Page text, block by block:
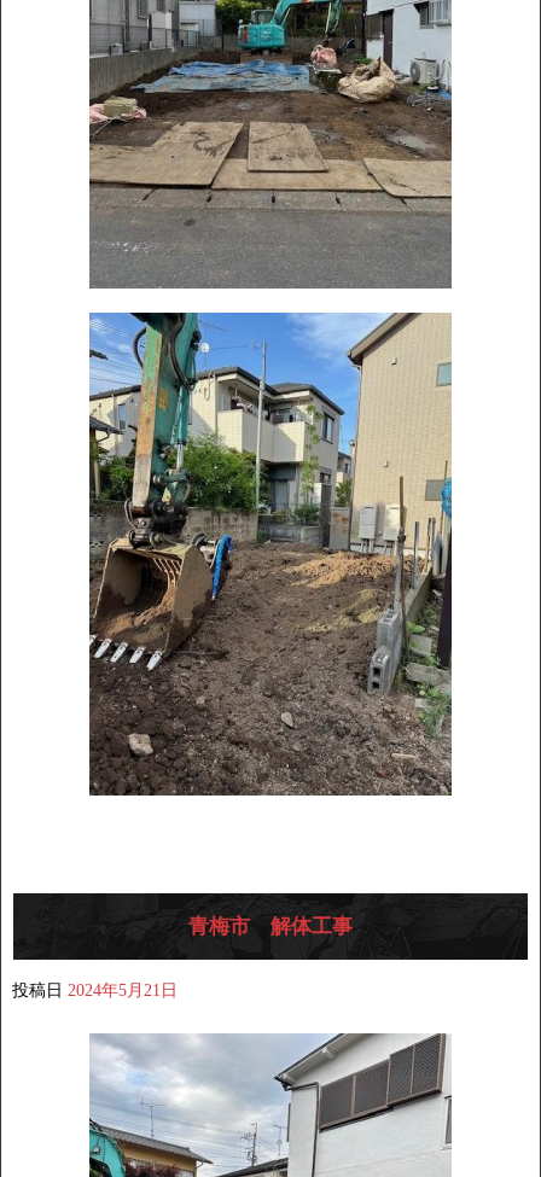
青梅市 解体工事
投稿日 2024年5月21日